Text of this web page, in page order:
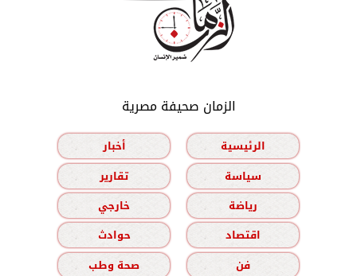
الزمان صحيفة مصرية
الرئيسية
أخبار
سياسة
تقارير
رياضة
خارجي
اقتصاد
حوادث
فن
صحة وطب